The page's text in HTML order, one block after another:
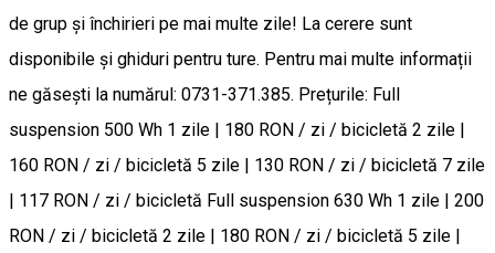
de grup și închirieri pe mai multe zile! La cerere sunt
disponibile și ghiduri pentru ture. Pentru mai multe informații
ne găsești la numărul: 0731-371.385. Prețurile: Full
suspension 500 Wh 1 zile | 180 RON / zi / bicicletă 2 zile |
160 RON / zi / bicicletă 5 zile | 130 RON / zi / bicicletă 7 zile
| 117 RON / zi / bicicletă Full suspension 630 Wh 1 zile | 200
RON / zi / bicicletă 2 zile | 180 RON / zi / bicicletă 5 zile |